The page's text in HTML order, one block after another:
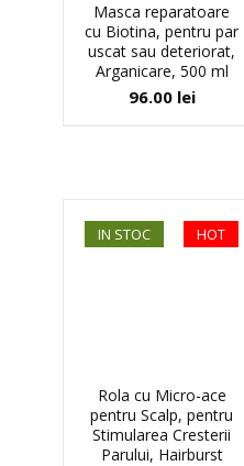
Masca reparatoare
cu Biotina, pentru par
uscat sau deteriorat,
Arganicare, 500 ml
96.00 lei
HOT
IN STOC
Rola cu Micro-ace
pentru Scalp, pentru
Stimularea Cresterii
Parului, Hairburst